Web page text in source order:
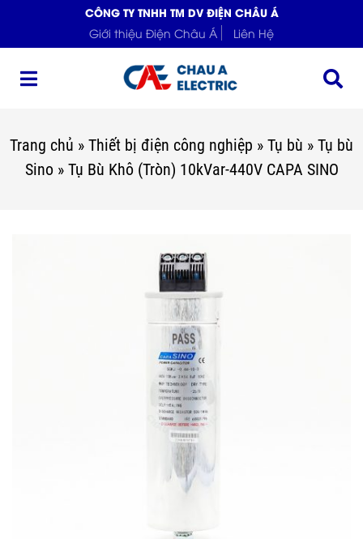
CÔNG TY TNHH TM DV ĐIỆN CHÂU Á
Giới thiệu Điện Châu Á
Liên Hệ
Trang chủ » Thiết bị điện công nghiệp » Tụ bù » Tụ bù
Sino» Tụ Bù Khô (Tròn) 10kVar-440V CAPA SINO